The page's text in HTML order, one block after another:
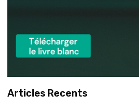
Articles Recents